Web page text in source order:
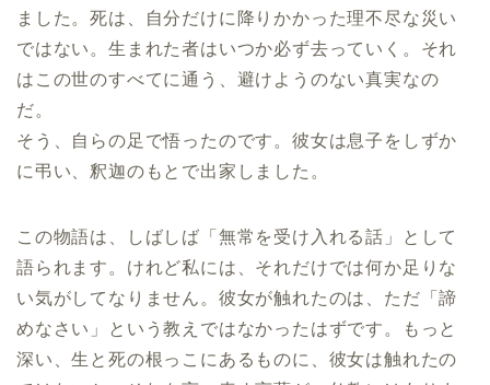
ました。死は、自分だけに降りかかった理不尽な災い
ではない。生まれた者はいつか必ず去っていく。それ
はこの世のすべてに通う、避けようのない真実なの
だ。
そう、自らの足で悟ったのです。彼女は息子をしずか
に弔い、釈迦のもとで出家しました。
この物語は、しばしば「無常を受け入れる話」として
語られます。けれど私には、それだけでは何か足りな
い気がしてなりません。彼女が触れたのは、ただ「諦
めなさい」という教えではなかったはずです。もっと
深い、生と死の根っこにあるものに、彼女は触れたの